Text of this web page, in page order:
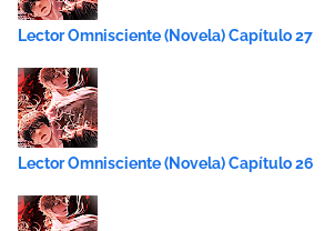
Lector Omnisciente (Novela) Capítulo 27
Lector Omnisciente (Novela) Capítulo 26